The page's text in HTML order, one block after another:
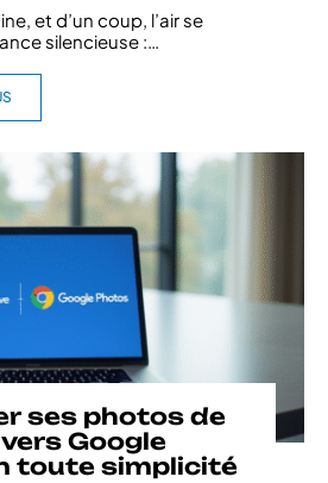
et d’un coup, l’air se
silencieuse :
ses photos de
Google
toute simplicité